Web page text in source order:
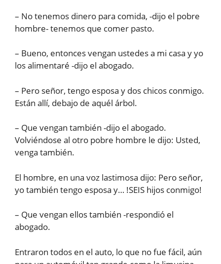
– No tenemos dinero para comida, -dijo el pobre
hombre- tenemos que comer pasto.
– Bueno, entonces vengan ustedes a mi casa y yo
los alimentaré -dijo el abogado.
– Pero señor, tengo esposa y dos chicos conmigo.
Están allí, debajo de aquél árbol.
– Que vengan también -dijo el abogado.
Volviéndose al otro pobre hombre le dijo: Usted,
venga también.
El hombre, en una voz lastimosa dijo: Pero señor,
yo también tengo esposa y… !SEIS hijos conmigo!
– Que vengan ellos también -respondió el
abogado.
Entraron todos en el auto, lo que no fue fácil, aún